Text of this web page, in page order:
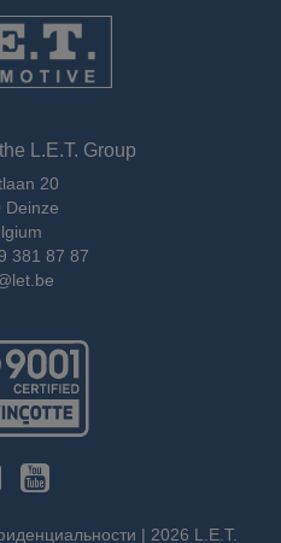
L.E.T. Group
20
Deinze
381 87 87
| 2026 L.E.T.